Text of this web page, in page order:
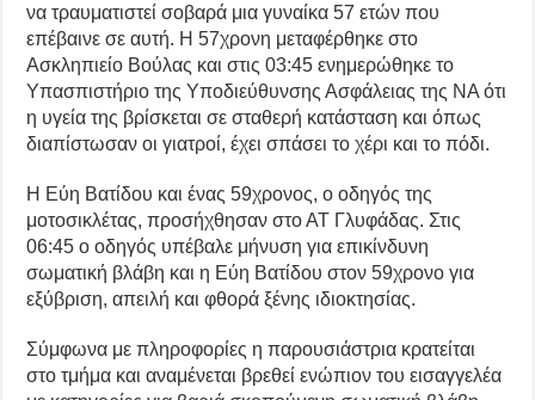
να τραυματιστεί σοβαρά μια γυναίκα 57 ετών που
επέβαινε σε αυτή. Η 57χρονη μεταφέρθηκε στο
Ασκληπιείο Βούλας και στις 03:45 ενημερώθηκε το
Υπασπιστήριο της Υποδιεύθυνσης Ασφάλειας της ΝΑ ότι
η υγεία της βρίσκεται σε σταθερή κατάσταση και όπως
διαπίστωσαν οι γιατροί, έχει σπάσει το χέρι και το πόδι.
Η Εύη Βατίδου και ένας 59χρονος, ο οδηγός της
μοτοσικλέτας, προσήχθησαν στο ΑΤ Γλυφάδας. Στις
06:45 ο οδηγός υπέβαλε μήνυση για επικίνδυνη
σωματική βλάβη και η Εύη Βατίδου στον 59χρονο για
εξύβριση, απειλή και φθορά ξένης ιδιοκτησίας.
Σύμφωνα με πληροφορίες η παρουσιάστρια κρατείται
στο τμήμα και αναμένεται βρεθεί ενώπιον του εισαγγελέα